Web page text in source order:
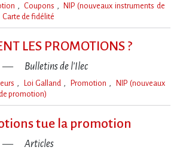
Coupons
NIP (nouveaux instruments de
Carte de fidélité
LES PROMOTIONS ?
Bulletins de l'Ilec
Loi Galland Promotion
NIP (nouveaux
promotion)
tue la promotion
Articles